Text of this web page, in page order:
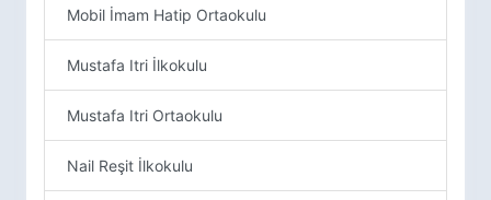
Mobil İmam Hatip Ortaokulu
Mustafa Itri İlkokulu
Mustafa Itri Ortaokulu
Nail Reşit İlkokulu